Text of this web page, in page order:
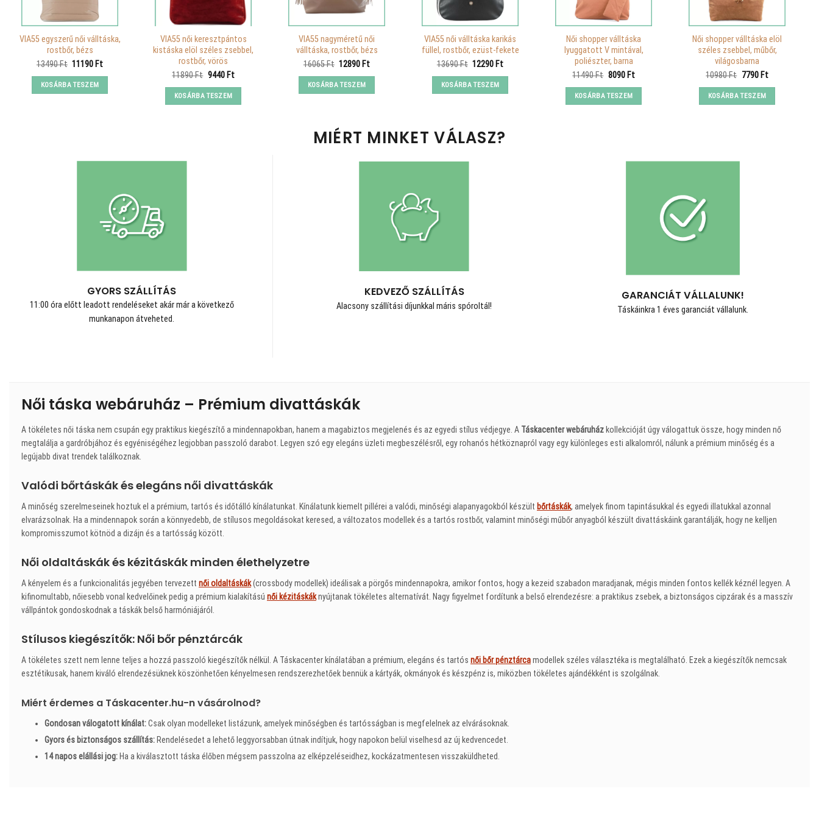
VIA55 egyszerű női válltáska,
rostbőr, bézs
13490Ft Original
was:
13490 Ft.
11190 FtCurrent
KOSÁRBA TESZEM
VIA55 női keresztpántos
kistáska elöl széles zsebbel,
rostbőr, vörös
11890Ft Original
was:
11890 Ft.
9440 FtCurrent
KOSÁRBA TESZEM
VIA55 nagyméretű női
válltáska, rostbőr, bézs
16065Ft Original
was:
16065 Ft.
12890 FtCurrent
KOSÁRBA TESZEM
VIA55 női válltáska karikás
füllel, rostbőr, ezüst-fekete
13690Ft Original
was:
13690 Ft.
12290 FtCurrent
KOSÁRBA TESZEM
Női shopper válltáska
lyuggatott V mintával,
poliészter, barna
11490Ft Original
was:
11490 Ft.
8090 FtCurrent
KOSÁRBA TESZEM
Női shopper válltáska elöl
széles zsebbel, műbőr,
világosbarna
10980Ft Original
was:
10980 Ft.
7790 FtCurrent
KOSÁRBA TESZEM
MIÉRT MINKET VÁLASZ?
GYORS SZÁLLÍTÁS
11:00 óra előtt leadott rendeléseket akár már a következő
munkanapon átveheted.
KEDVEZŐ SZÁLLÍTÁS
Alacsony szállítási díjunkkal máris spóroltál!
GARANCIÁT VÁLLALUNK!
Táskáinkra 1 éves garanciát vállalunk.
Női táska webáruház – Prémium divattáskák
A tökéletes női táska nem csupán egy praktikus kiegészítő a mindennapokban, hanem a magabiztos megjelenés és az egyedi stílus védjegye. A Táskacenter webáruház kollekcióját úgy válogattuk össze, hogy minden nő
megtalálja a gardróbjához és egyéniségéhez legjobban passzoló darabot. Legyen szó egy elegáns üzleti megbeszélésről, egy rohanós hétköznapról vagy egy különleges esti alkalomról, nálunk a prémium minőség és a
legújabb divat trendek találkoznak.
Valódi bőrtáskák és elegáns női divattáskák
A minőség szerelmeseinek hoztuk el a prémium, tartós és időtálló kínálatunkat. Kínálatunk kiemelt pillérei a valódi, minőségi alapanyagokból készült bőrtáskák, amelyek finom tapintásukkal és egyedi illatukkal azonnal
elvarázsolnak. Ha a mindennapok során a könnyedebb, de stílusos megoldásokat keresed, a változatos modellek és a tartós rostbőr, valamint minőségi műbőr anyagból készült divattáskáink garantálják, hogy ne kelljen
kompromisszumot kötnöd a dizájn és a tartósság között.
Női oldaltáskák és kézitáskák minden élethelyzetre
A kényelem és a funkcionalitás jegyében tervezett női oldaltáskák(crossbody modellek) ideálisak a pörgős mindennapokra, amikor fontos, hogy a kezeid szabadon maradjanak, mégis minden fontos kellék kéznél legyen. A
kifinomultabb, nőiesebb vonal kedvelőinek pedig a prémium kialakítású női kézitáskáknyújtanak tökéletes alternatívát. Nagy figyelmet fordítunk a belső elrendezésre: a praktikus zsebek, a biztonságos cipzárak és a masszív
vállpántok gondoskodnak a táskák belső harmóniájáról.
Stílusos kiegészítők: Női bőr pénztárcák
A tökéletes szett nem lenne teljes a hozzá passzoló kiegészítők nélkül. A Táskacenter kínálatában a prémium, elegáns és tartós női bőr pénztárcamodellek széles választéka is megtalálható. Ezek a kiegészítők nemcsak
esztétikusak, hanem kiváló elrendezésüknek köszönhetően kényelmesen rendszerezhetőek bennük a kártyák, okmányok és készpénz is, miközben tökéletes ajándékként is szolgálnak.
Miért érdemes a Táskacenter.hu-n vásárolnod?
Gondosan válogatott kínálat:Csak olyan modelleket listázunk, amelyek minőségben és tartósságban is megfelelnek az elvárásoknak.
Gyors és biztonságos szállítás: Rendelésedet a lehető leggyorsabban útnak indítjuk, hogy napokon belül viselhesd az új kedvencedet.
14 napos elállási jog: Ha a kiválasztott táska élőben mégsem passzolna az elképzeléseidhez, kockázatmentesen visszaküldheted.